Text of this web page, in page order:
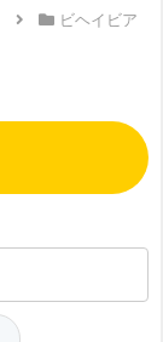
ビヘイビア